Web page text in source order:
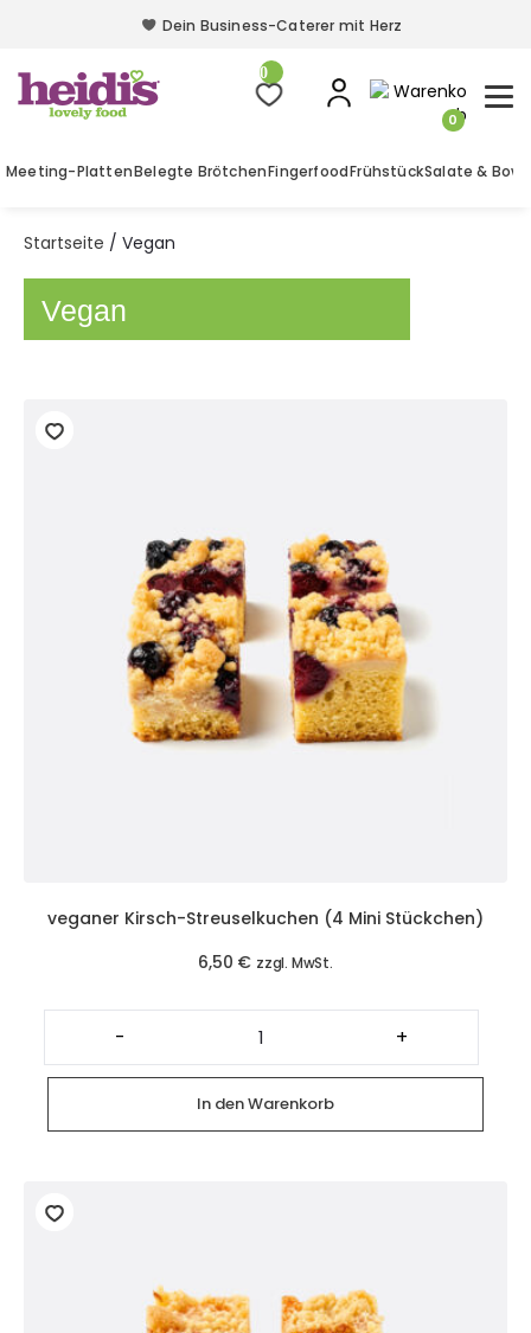
Dein Business-Caterer mit Herz
Dein Business-Caterer mit Herz
0
0
Meeting-PlattenBelegte BrötchenFingerfoodFrühstückSalate &
Startseite / Vegan
Vegan
veganer Kirsch-Streuselkuchen (4 Mini Stückchen)
6,50 € zzgl. MwSt.
-
veganer
Kirsch-
Streuselkuchen
(4
Mini
Stückchen)
+
In den Warenkorb